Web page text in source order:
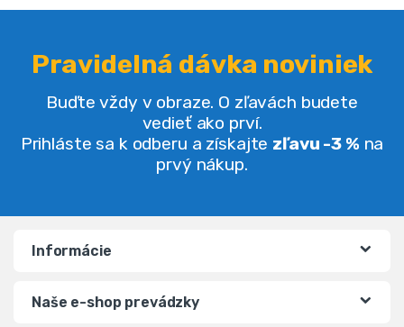
Pravidelná dávka noviniek
Buďte vždy v obraze. O zľavách budete
vedieť ako prví.
Prihláste sa k odberu a získajte zľavu -3 % na
prvý nákup.
Informácie
Naše e-shop prevádzky